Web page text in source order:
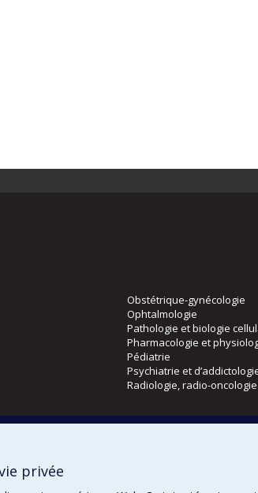
Obstétrique-gynécologie
Ophtalmologie
Pathologie et biologie
Pharmacologie et
Pédiatrie
Psychiatrie et
Radiologie, radio-
privée